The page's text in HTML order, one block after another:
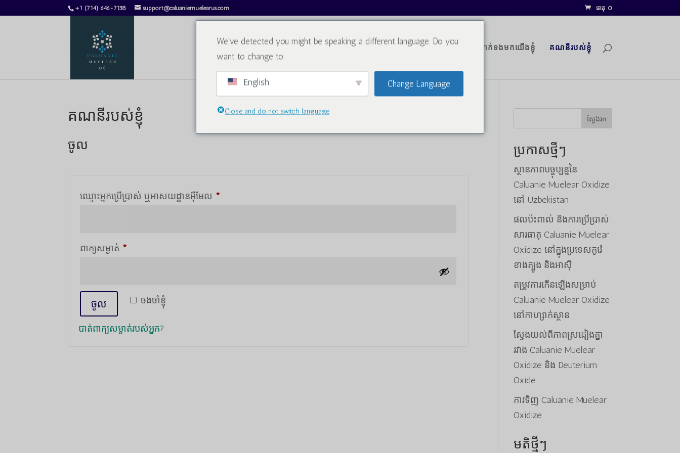
+1 (714) 646-7138 support@caluaniemuelearus.com ធាតុ 0
អំពីពួកយើង កាតាឡុក ប្លុក ទាក់ទងមកយើងខ្ញុំ គណនីរបស់ខ្ញុំ
គណនីរបស់ខ្ញុំ
ចូល
ឈ្មោះអ្នកប្រើប្រាស់ ឬអាសយដ្ឋានអ៊ីមែល *
ពាក្យសម្ងាត់ *
ចងចាំខ្ញុំ
ចូល
បាត់ពាក្យសម្ងាត់របស់អ្នក?
ស្វែងរក
ប្រកាសថ្មីៗ
ស្ថានភាពបច្ចុប្បន្ននៃ
Caluanie Muelear Oxidize
នៅ Uzbekistan
ផលប៉ះពាល់ និងការប្រើប្រាស់
សារធាតុ Caluanie Muelear
Oxidize នៅក្នុងប្រទេសកូរ៉េ
ខាងត្បូង និងអាស៊ី
តម្រូវការកើនឡើងសម្រាប់
Caluanie Muelear Oxidize
នៅកាហ្សាក់ស្ថាន
ស្វែងយល់ពីភាពស្រដៀងគ្នា
រវាង Caluanie Muelear
Oxidize និង Deuterium
Oxide
ការទិញ Caluanie Muelear
Oxidize
មតិថ្មីៗ
We've detected you might be speaking a different language. Do you
want to change to:
English Change Language
Close and do not switch language